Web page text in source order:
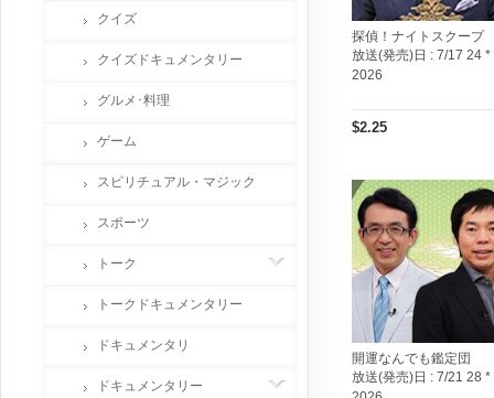
探偵！ナイトスクープ
放送(発売)日 : 7/17 24 *
2026
$2.25
開運なんでも鑑定団
放送(発売)日 : 7/21 28 *
クイズ
クイズドキュメンタリー
グルメ･料理
ゲーム
スピリチュアル・マジック
スポーツ
トーク
トークドキュメンタリー
ドキュメンタリ
ドキュメンタリー